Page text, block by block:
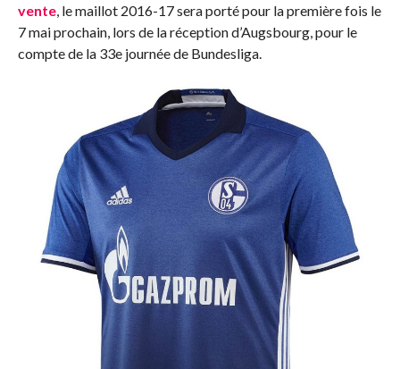
vente, le maillot 2016-17 sera porté pour la première fois le
7 mai prochain, lors de la réception d’Augsbourg, pour le
compte de la 33e journée de Bundesliga.